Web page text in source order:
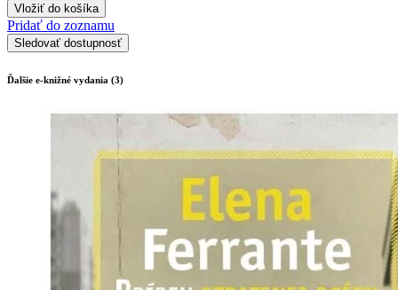
Vložiť do košíka
Pridať do zoznamu
Sledovať dostupnosť
Ďalšie e-knižné vydania (3)